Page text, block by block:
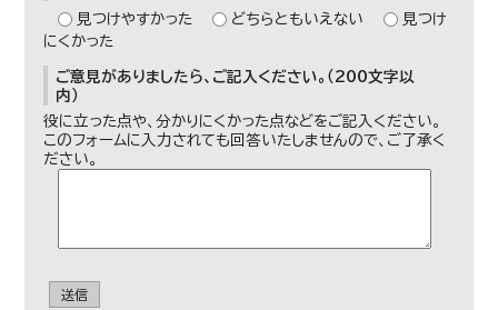
見つけやすかった
どちらともいえない
見つけ
にくかった
ご意見がありましたら、ご記入ください。（200文字以
内）
役に立った点や、分かりにくかった点などをご記入ください。
このフォームに入力されても回答いたしませんので、ご了承く
ださい。
送信